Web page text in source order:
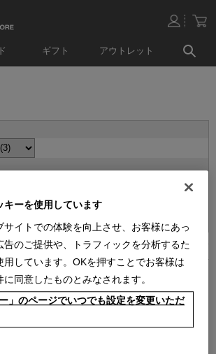
ギフト アウトレット
3件あります
キーを使用しています
サイトでの体験を向上させ、お客様にあっ
告のご提供や、トラフィックを分析するた
用しています。OKを押すことでお客様は
同意したものとみなされます。
」のページでいつでも設定を変更いただ